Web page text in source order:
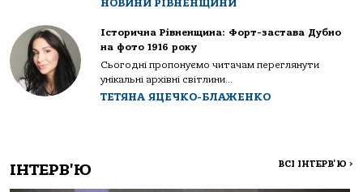
НОВИНИ РІВНЕНЩИНИ
Історична Рівненщина: Форт-застава Дубно
на фото 1916 року
Сьогодні пропонуємо читачам переглянути
унікальні архівні світлини...
ТЕТЯНА ЯЦЕЧКО-БЛАЖЕНКО
ІНТЕРВ'Ю ВСІ ІНТЕРВ'Ю >